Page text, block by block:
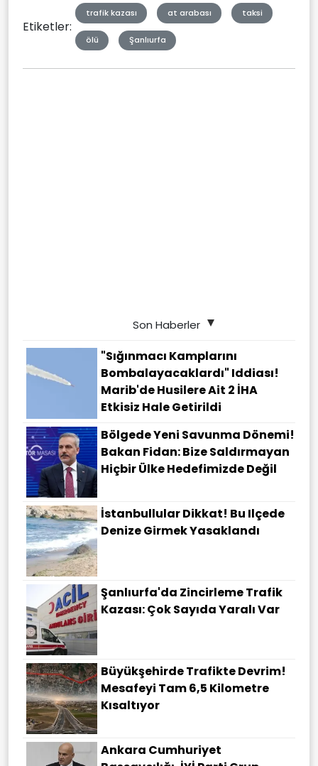
Etiketler:
trafik kazası at arabası taksi
ölü Şanlıurfa
Son Haberler
"Sığınmacı Kamplarını
Bombalayacaklardı" Iddiası!
Marib'de Husilere Ait 2 İHA
Etkisiz Hale Getirildi
Bölgede Yeni Savunma Dönemi!
Bakan Fidan: Bize Saldırmayan
Hiçbir Ülke Hedefimizde Değil
İstanbullular Dikkat! Bu Ilçede
Denize Girmek Yasaklandı
Şanlıurfa'da Zincirleme Trafik
Kazası: Çok Sayıda Yaralı Var
Büyükşehirde Trafikte Devrim!
Mesafeyi Tam 6,5 Kilometre
Kısaltıyor
Ankara Cumhuriyet